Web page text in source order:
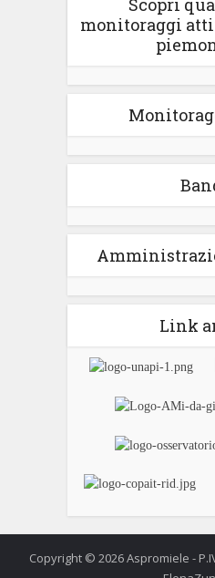
Scopri
monitoraggi
Link
Copyright © 2026 Aspromiele -